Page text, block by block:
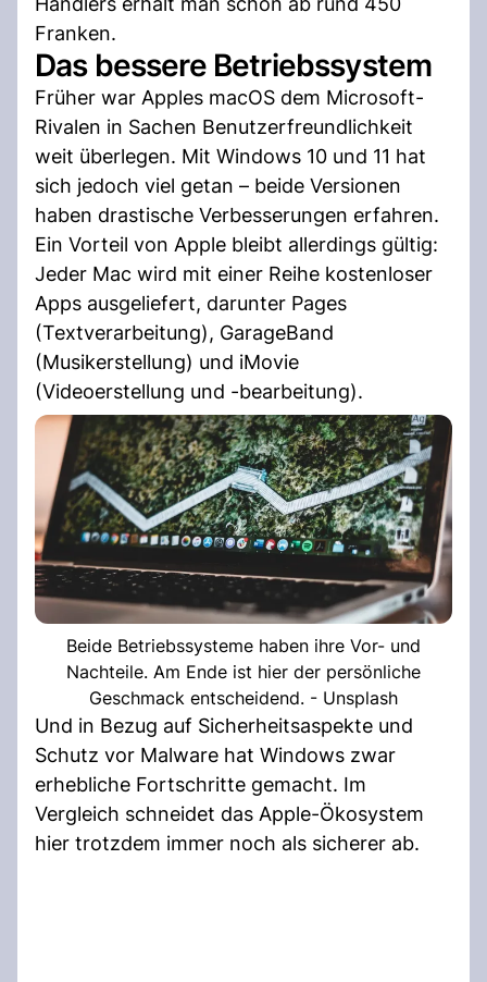
Franken.
Das bessere Betriebssystem
Früher war Apples macOS dem Microsoft-
Rivalen in Sachen Benutzerfreundlichkeit
weit überlegen. Mit Windows 10 und 11 hat
sich jedoch viel getan – beide Versionen
haben drastische Verbesserungen erfahren.
Ein Vorteil von Apple bleibt allerdings gültig:
Jeder Mac wird mit einer Reihe kostenloser
Apps ausgeliefert, darunter Pages
(Textverarbeitung), GarageBand
(Musikerstellung) und iMovie
(Videoerstellung und -bearbeitung).
Beide Betriebssysteme haben ihre Vor- und
Nachteile. Am Ende ist hier der persönliche
Geschmack entscheidend. - Unsplash
Und in Bezug auf Sicherheitsaspekte und
Schutz vor Malware hat Windows zwar
erhebliche Fortschritte gemacht. Im
Vergleich schneidet das Apple-Ökosystem
hier trotzdem immer noch als sicherer ab.